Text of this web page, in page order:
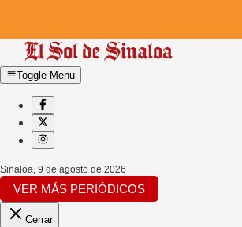
Toggle Menu
Sinaloa, 9 de agosto de 2026
VER MÁS PERIÓDICOS
Cerrar